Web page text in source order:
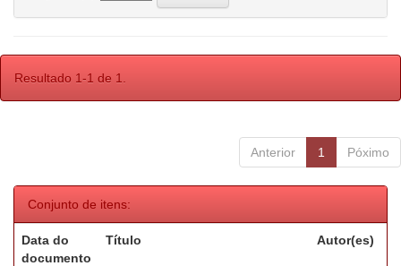
Resultado 1-1 de 1.
Anterior 1 Póximo
Conjunto de itens:
Data do
documento
Título Autor(es)